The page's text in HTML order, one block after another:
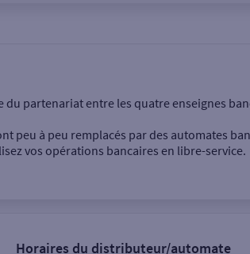
Retrait de monnaie €
partenariat entre les quatre enseignes
peu à peu remplacés par des automates
vos opérations bancaires en libre-service.
Horaires du distributeur/automate